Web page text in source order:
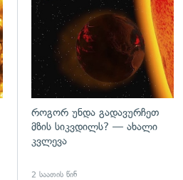
როგორ უნდა გადავურჩეთ
მზის სიკვდილს? — ახალი
კვლევა
2 საათის წინ